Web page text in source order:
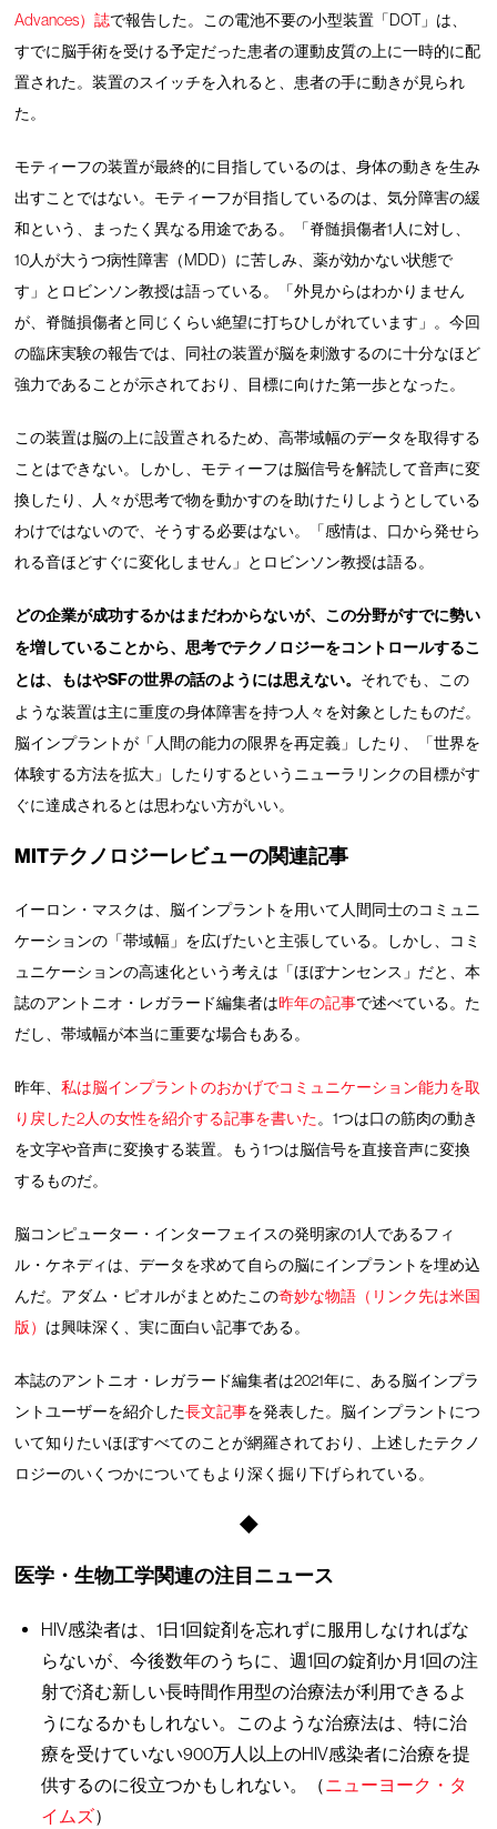
Advances）誌で報告した。この電池不要の小型装置「DOT」は、
すでに脳手術を受ける予定だった患者の運動皮質の上に一時的に配
置された。装置のスイッチを入れると、患者の手に動きが見られ
た。
モティーフの装置が最終的に目指しているのは、身体の動きを生み
出すことではない。モティーフが目指しているのは、気分障害の緩
和という、まったく異なる用途である。「脊髄損傷者1人に対し、
10人が大うつ病性障害（MDD）に苦しみ、薬が効かない状態で
す」とロビンソン教授は語っている。「外見からはわかりません
が、脊髄損傷者と同じくらい絶望に打ちひしがれています」。今回
の臨床実験の報告では、同社の装置が脳を刺激するのに十分なほど
強力であることが示されており、目標に向けた第一歩となった。
この装置は脳の上に設置されるため、高帯域幅のデータを取得する
ことはできない。しかし、モティーフは脳信号を解読して音声に変
換したり、人々が思考で物を動かすのを助けたりしようとしている
わけではないので、そうする必要はない。「感情は、口から発せら
れる音ほどすぐに変化しません」とロビンソン教授は語る。
どの企業が成功するかはまだわからないが、この分野がすでに勢い
を増していることから、思考でテクノロジーをコントロールするこ
とは、もはやSFの世界の話のようには思えない。 それでも、この
ような装置は主に重度の身体障害を持つ人々を対象としたものだ。
脳インプラントが「人間の能力の限界を再定義」したり、「世界を
体験する方法を拡大」したりするというニューラリンクの目標がす
ぐに達成されるとは思わない方がいい。
MITテクノロジーレビューの関連記事
イーロン・マスクは、脳インプラントを用いて人間同士のコミュニ
ケーションの「帯域幅」を広げたいと主張している。しかし、コミ
ュニケーションの高速化という考えは「ほぼナンセンス」だと、本
誌のアントニオ・レガラード編集者は昨年の記事で述べている。た
だし、帯域幅が本当に重要な場合もある。
昨年、私は脳インプラントのおかげでコミュニケーション能力を取
り戻した2人の女性を紹介する記事を書いた。1つは口の筋肉の動き
を文字や音声に変換する装置。もう1つは脳信号を直接音声に変換
するものだ。
脳コンピューター・インターフェイスの発明家の1人であるフィ
ル・ケネディは、データを求めて自らの脳にインプラントを埋め込
んだ。アダム・ピオルがまとめたこの奇妙な物語（リンク先は米国
版） は興味深く、実に面白い記事である。
本誌のアントニオ・レガラード編集者は2021年に、ある脳インプラ
ントユーザーを紹介した長文記事を発表した。脳インプラントにつ
いて知りたいほぼすべてのことが網羅されており、上述したテクノ
ロジーのいくつかについてもより深く掘り下げられている。
◆
医学・生物工学関連の注目ニュース
HIV感染者は、1日1回錠剤を忘れずに服用しなければな
らないが、今後数年のうちに、週1回の錠剤か月1回の注
射で済む新しい長時間作用型の治療法が利用できるよ
うになるかもしれない。このような治療法は、特に治
療を受けていない900万人以上のHIV感染者に治療を提
供するのに役立つかもしれない。（ニューヨーク・タ
イムズ）